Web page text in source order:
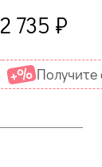
2 735 ₽
Получите